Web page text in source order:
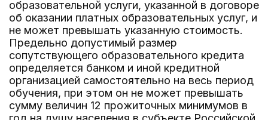
образовательной услуги, указанной в договоре
об оказании платных образовательных услуг, и
не может превышать указанную стоимость.
Предельно допустимый размер
сопутствующего образовательного кредита
определяется банком и иной кредитной
организацией самостоятельно на весь период
обучения, при этом он не может превышать
сумму величин 12 прожиточных минимумов в